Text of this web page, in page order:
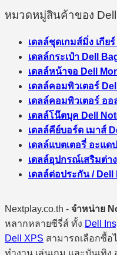
หมวดหมู่สินค้าของ Dell
เดลล์ชุดเกมส์มิ่ง เกีย
เดลล์กระเป๋า Dell
เดลล์หน้าจอ Dell
เดลล์คอมพิวเตอร์
เดลล์คอมพิวเตอร์ อ
เดลล์โน๊ตบุค Dell
เดลล์คีย์บอร์ด เมาส์
เดลล์แบตเตอรี่ อะแด
เดลล์อุปกรณ์เสริมต่า
เดลล์ต่อประกัน /
Nextplay.co.th - จำหน่าย
หลากหลายซีรี่ส์ ทั้ง Dell
Dell XPS สามารถเลือกซื้อ
ทำงาน เล่นเกม และบันเทิ